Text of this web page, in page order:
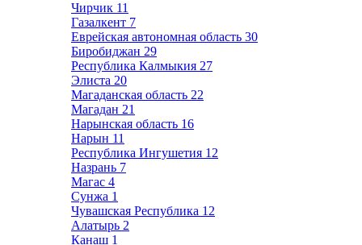
Чирчик 11
Газалкент 7
Еврейская автономная область 30
Биробиджан 29
Республика Калмыкия 27
Элиста 20
Магаданская область 22
Магадан 21
Нарынская область 16
Нарын 11
Республика Ингушетия 12
Назрань 7
Магас 4
Сунжа 1
Чувашская Республика 12
Алатырь 2
Канаш 1